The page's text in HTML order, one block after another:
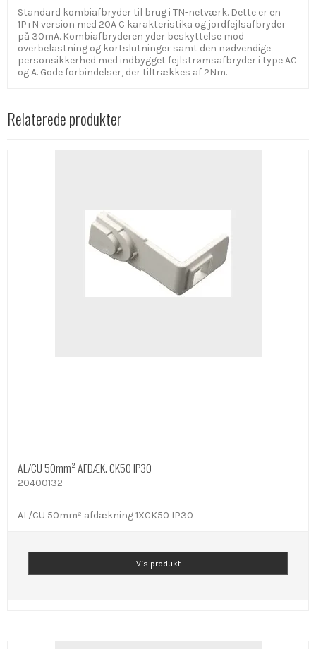
Standard kombiafbryder til brug i TN-netværk. Dette er en
1P+N version med 20A C karakteristika og jordfejlsafbryder
på 30mA. Kombiafbryderen yder beskyttelse mod
overbelastning og kortslutninger samt den nødvendige
personsikkerhed med indbygget fejlstrømsafbryder i type AC
og A. Gode forbindelser, der tiltrækkes af 2Nm.
Relaterede produkter
AL/CU 50mm² AFDÆK. CK50 IP30
20400132
AL/CU 50mm² afdækning 1XCK50 IP30
Vis produkt